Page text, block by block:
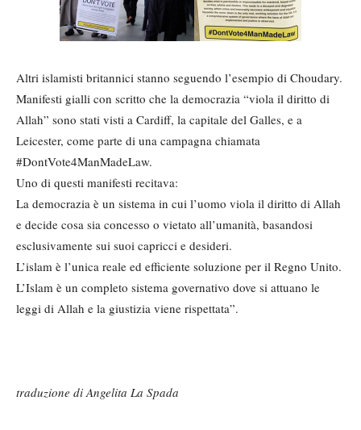
Altri islamisti britannici stanno seguendo l’esempio di Choudary.
Manifesti gialli con scritto che la democrazia “viola il diritto di
Allah” sono stati visti a Cardiff, la capitale del Galles, e a
Leicester, come parte di una campagna chiamata
#DontVote4ManMadeLaw.
Uno di questi manifesti recitava:
La democrazia è un sistema in cui l’uomo viola il diritto di Allah
e decide cosa sia concesso o vietato all’umanità, basandosi
esclusivamente sui suoi capricci e desideri.
L’islam è l’unica reale ed efficiente soluzione per il Regno Unito.
L’Islam è un completo sistema governativo dove si attuano le
leggi di Allah e la giustizia viene rispettata”.
traduzione di Angelita La Spada